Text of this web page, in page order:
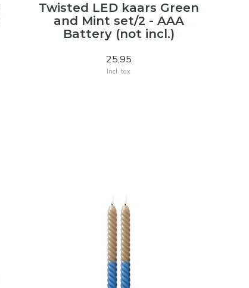
Twisted LED kaars Green
and Mint set/2 - AAA
Battery (not incl.)
25,95
Incl. tax